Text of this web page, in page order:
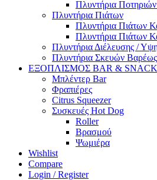
Πλυντήρια
Πλυντήρια Πιάτων
Πλυντήρια Πιάτων
Πλυντήρια Πιάτων
Πλυντήρια Διέλευσης /
Πλυντήρια Σκευών
ΕΞΟΠΛΙΣΜΟΣ BAR & SNACK
Μπλέντερ Bar
Φραπιέρες
Citrus Squeezer
Συσκευές Hot Dog
Roller
Βρασμού
Ψωμιέρα
Wishlist
Compare
Login / Register